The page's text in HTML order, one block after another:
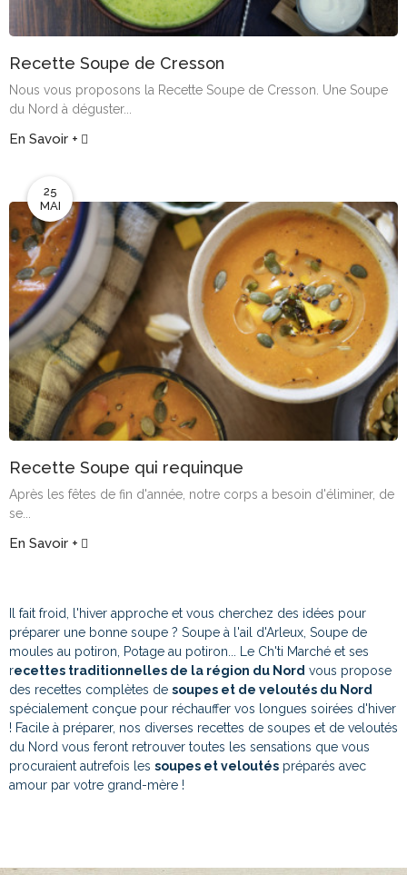
Recette Soupe de Cresson
Nous vous proposons la Recette Soupe de Cresson. Une Soupe
du Nord à déguster...
En Savoir +
25
MAI
Recette Soupe qui requinque
Après les fêtes de fin d'année, notre corps a besoin d'éliminer, de
se...
En Savoir +
Il fait froid, l'hiver approche et vous cherchez des idées pour
préparer une bonne soupe ? Soupe à l'ail d'Arleux, Soupe de
moules au potiron, Potage au potiron... Le Ch'ti Marché et ses
recettes traditionnelles de la région du Nord vous propose
des recettes complètes de soupes et de veloutés du Nord
spécialement conçue pour réchauffer vos longues soirées d'hiver
! Facile à préparer, nos diverses recettes de soupes et de veloutés
du Nord vous feront retrouver toutes les sensations que vous
procuraient autrefois les soupes et veloutés préparés avec
amour par votre grand-mère !